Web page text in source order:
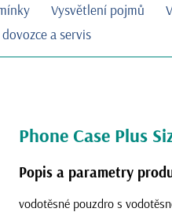
Vysvětlení pojmů
a servis
Phone Case Plus
Popis a parametry
vodotěsné pouzdro s